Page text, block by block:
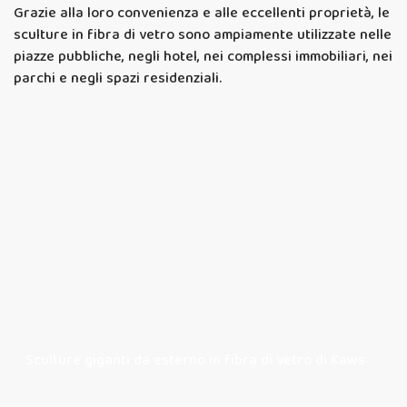
Grazie alla loro convenienza e alle eccellenti proprietà, le
sculture in fibra di vetro sono ampiamente utilizzate nelle
piazze pubbliche, negli hotel, nei complessi immobiliari, nei
parchi e negli spazi residenziali.